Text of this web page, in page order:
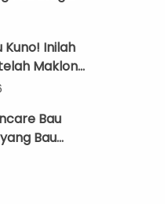
Inilah
Maklon
Bakal
Bau
Bau